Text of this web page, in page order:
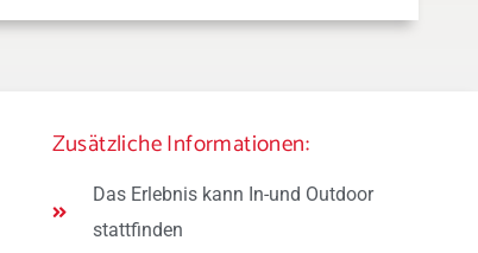
Zusätzliche Informationen:
Das Erlebnis kann In-und Outdoor
stattfinden